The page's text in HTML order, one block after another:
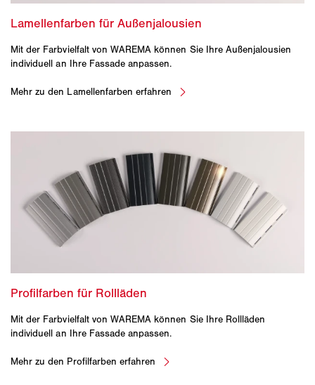
Mit der Farbvielfalt von WAREMA können Sie Ihre Außenjalousien
individuell an Ihre Fassade anpassen.
Mit der Farbvielfalt von WAREMA können Sie Ihre Rollläden
individuell an Ihre Fassade anpassen.